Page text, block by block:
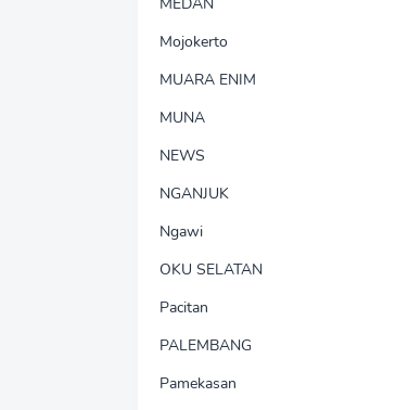
Mojokerto
MUARA ENIM
MUNA
NEWS
NGANJUK
Ngawi
OKU SELATAN
Pacitan
PALEMBANG
Pamekasan